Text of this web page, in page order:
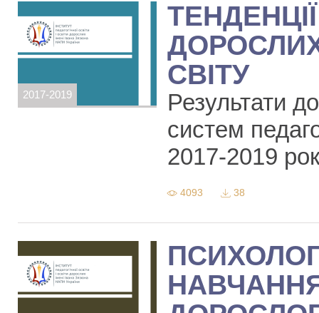
2017-2019
СВІТУ
Результати
систем
2017-2019
4093 38